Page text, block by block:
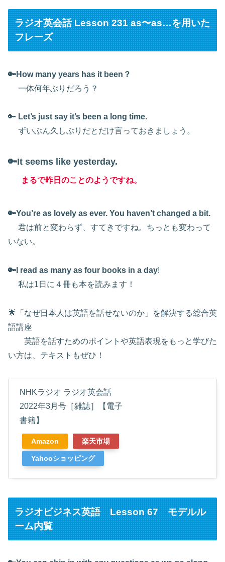
ラジオ英会話 Lesson 231 as〜as…を用いた
フレーズ
🔑How many years has it been？
一体何年ぶりだろう？
🔑 Let’s just say it’s been a long time.
ずいぶん久しぶりだとだけ言っておきましょう。
🔑It seems like yesterday.
まるで昨日のことのようですね。
🔑You’re as lovely as ever. You haven’t changed a bit.
君は前と変わらず、すてきですね。ちっとも変わって
いない。
🔑I read as many as four books in a day!
私は1日に４冊も本を読みます！
🌟「なぜ日本人は英語を話せないのか」を解決する総合英
語講座
英語を話すためのポイントや英語表現をもっと学びた
い方は、テキストもぜひ！
NHKラジオ ラジオ英会話
2022年3月号［雑誌］【電子
書籍】
Amazon 楽天市場
Yahooショッピング
ラジオビジネス英語 Lesson 67 モデルル
ーム内覧